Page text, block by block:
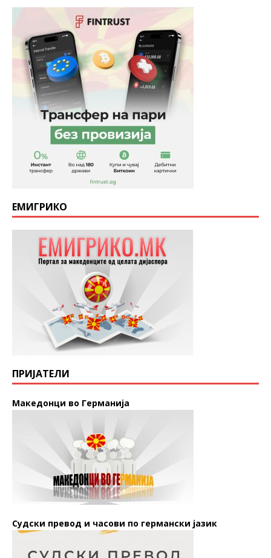
ЕМИГРИКО
ПРИЈАТЕЛИ
Македонци во Германија
Судски превод и часови по германски јазик